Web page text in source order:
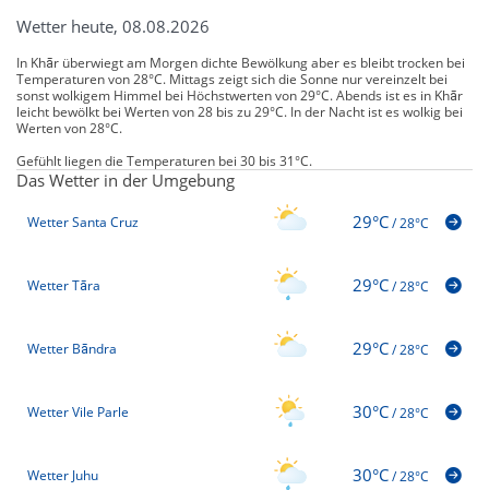
Wetter heute, 08.08.2026
In Khār überwiegt am Morgen dichte Bewölkung aber es bleibt trocken bei
Temperaturen von 28°C. Mittags zeigt sich die Sonne nur vereinzelt bei
sonst wolkigem Himmel bei Höchstwerten von 29°C. Abends ist es in Khār
leicht bewölkt bei Werten von 28 bis zu 29°C. In der Nacht ist es wolkig bei
Werten von 28°C.
Gefühlt liegen die Temperaturen bei 30 bis 31°C.
Das Wetter in der Umgebung
Wetter Santa Cruz 29°C/28°C
Wetter Tāra 29°C/28°C
Wetter Bāndra 29°C/28°C
Wetter Vile Parle 30°C/28°C
Wetter Juhu 30°C/28°C